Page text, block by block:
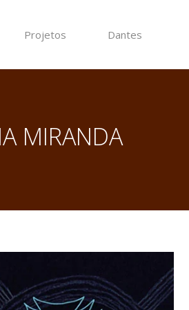
Projetos Dantes
MIRANDA